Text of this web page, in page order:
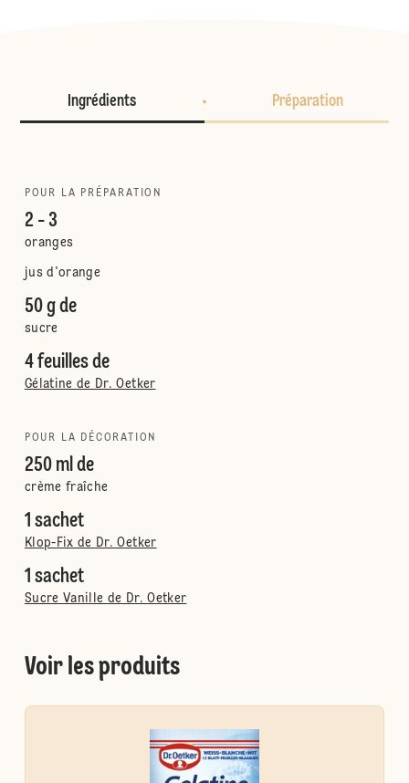
Ingrédients Préparation
POUR LA PRÉPARATION
2 - 3
oranges
jus d'orange
50 g de
sucre
4 feuilles de
Gélatine de Dr. Oetker
POUR LA DÉCORATION
250 ml de
crème fraîche
1 sachet
Klop-Fix de Dr. Oetker
1 sachet
Sucre Vanille de Dr. Oetker
Voir les produits